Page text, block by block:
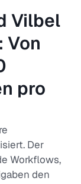
Vilbel
Von
pro
Der
Workflows,
den